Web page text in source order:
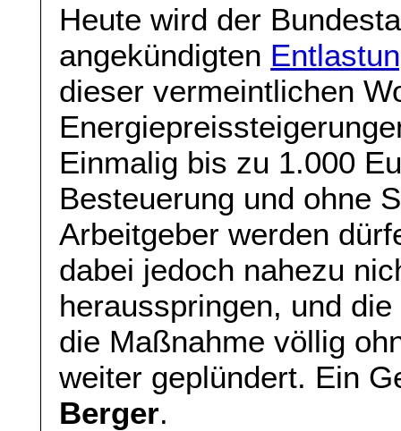
Heute wird der
angekündigten
dieser vermeintlichen
Einmalig bis zu 1.000
Besteuerung und ohne
Arbeitgeber werden
dabei jedoch nahezu
herausspringen, und
die Maßnahme völlig
weiter geplündert. Ein
Berger.